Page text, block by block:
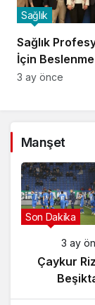
Sağlık
İçin
Başladı
Sağlık
3 ay önce
Manşet
Gündem
3 ay
Zeybek